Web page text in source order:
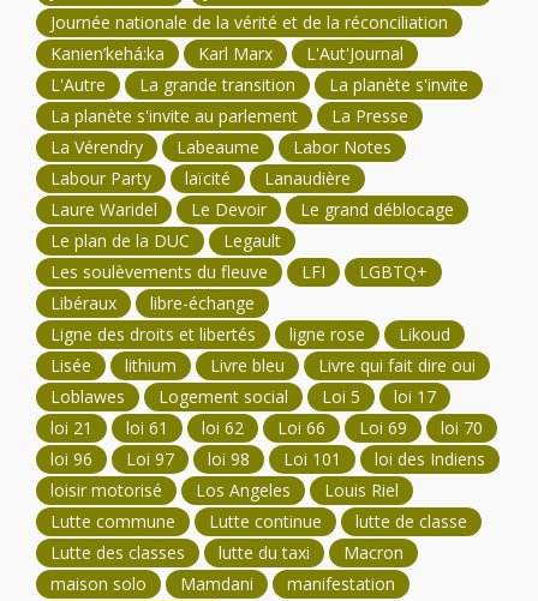
Journée nationale de la vérité et de la réconciliation
Kanien’kehá:ka
Karl Marx
L'Aut'Journal
L'Autre
La grande transition
La planète s'invite
La planète s'invite au parlement
La Presse
La Vérendry
Labeaume
Labor Notes
Labour Party
laïcité
Lanaudière
Laure Waridel
Le Devoir
Le grand déblocage
Le plan de la DUC
Legault
Les soulèvements du fleuve
LFI
LGBTQ+
Libéraux
libre-échange
Ligne des droits et libertés
ligne rose
Likoud
Lisée
lithium Livre bleu
Livre qui fait dire oui
Loblawes
Logement social Loi 5
loi 17
loi 21
loi 61 loi 62 Loi 66 Loi 69
loi 70
loi 96
Loi 97 loi 98 Loi 101
loi des Indiens
loisir motorisé
Los Angeles
Louis Riel
Lutte commune
Lutte continue
lutte de classe
Lutte des classes
lutte du taxi
Macron
maison solo
Mamdani
manifestation